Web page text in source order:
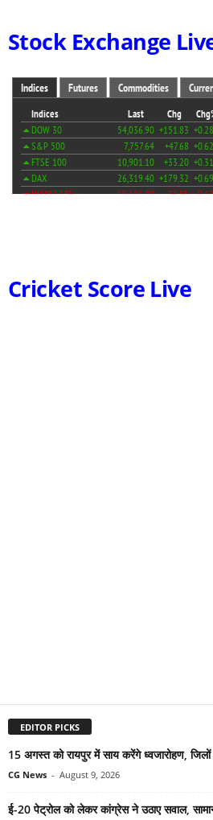
Stock Exchange
Cricket Score Live
EDITOR PICKS
15 अगस्त को रायपुर में साय करेंगे ध्वजारोहण, जिलों
CG News - August 9, 2026
ई-20 पेट्रोल को लेकर कांग्रेस ने उठाए सवाल,